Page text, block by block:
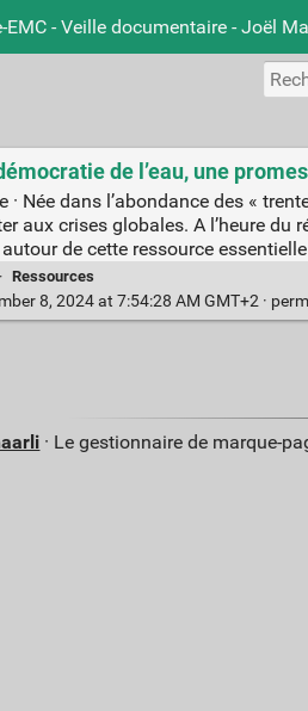
EMC - Veille documentaire - Joël
de l’eau, une
· Née dans l’abondance des «
aux crises globales. A l’heure
de cette ressource
· Ressources
8, 2024 at 7:54:28 AM GMT+2 ·
· Le gestionnaire de marque-